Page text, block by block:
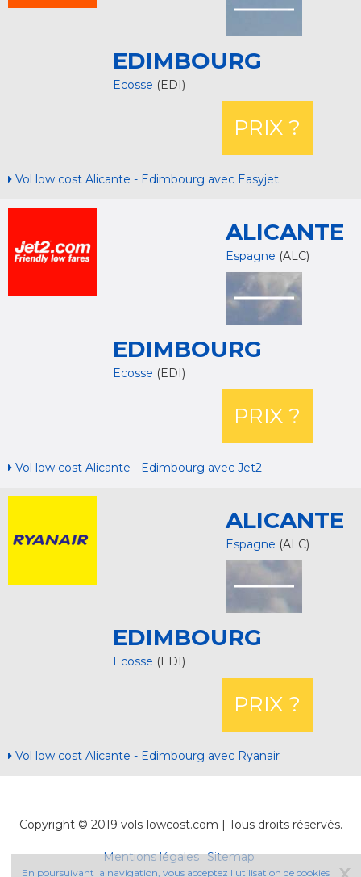
EDIMBOURG
Ecosse (EDI)
PRIX ?
Vol low cost Alicante - Edimbourg avec Easyjet
ALICANTE
Espagne (ALC)
EDIMBOURG
Ecosse (EDI)
PRIX ?
Vol low cost Alicante - Edimbourg avec Jet2
ALICANTE
Espagne (ALC)
EDIMBOURG
Ecosse (EDI)
PRIX ?
Vol low cost Alicante - Edimbourg avec Ryanair
Copyright © 2019 vols-lowcost.com | Tous droits réservés.
Mentions légales Sitemap
En poursuivant la navigation, vous acceptez l'utilisation de cookies